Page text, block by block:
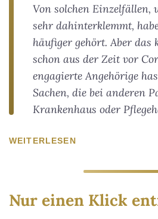
Von solchen Einzelfällen,
sehr dahinterklemmt,
häufiger gehört. Aber das
schon aus der Zeit vor
engagierte Angehörige
Sachen, die bei anderen
Krankenhaus oder
WEITERLESEN
Nur einen Klick